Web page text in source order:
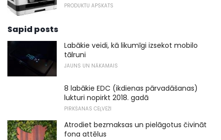
PRODUKTU APSKATS
Sapid posts
Labākie veidi, kā likumīgi izsekot mobilo
tālruni
JAUNS UN NĀKAMAIS
8 labākie EDC (ikdienas pārvadāšanas)
lukturi nopirkt 2018. gadā
PIRKŠANAS CEĻVEŽI
Atrodiet bezmaksas un pielāgotus čivināt
fona attēlus